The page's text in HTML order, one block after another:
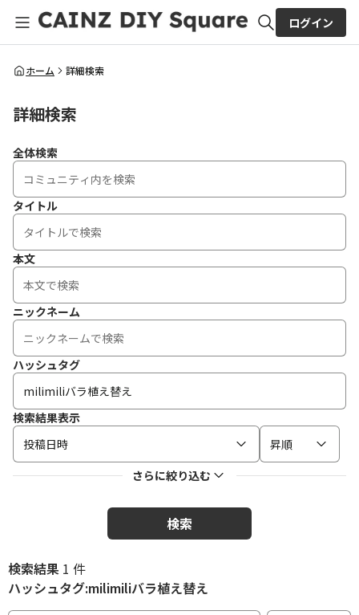
全体検索
ログイン
ホーム 詳細検索
詳細検索
全体検索
タイトル
本文
ニックネーム
ハッシュタグ
検索結果表示
投稿日時
昇順
さらに絞り込む
検索
検索結果 1 件
ハッシュタグ:milimiliバラ植え替え